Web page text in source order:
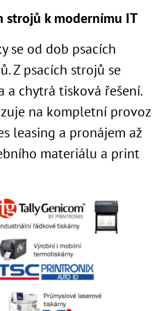
strojů k modernímu IT
se od dob psacích
Z psacích strojů se
a chytrá tisková řešení.
na kompletní provoz
leasing a pronájem až
materiálu a print